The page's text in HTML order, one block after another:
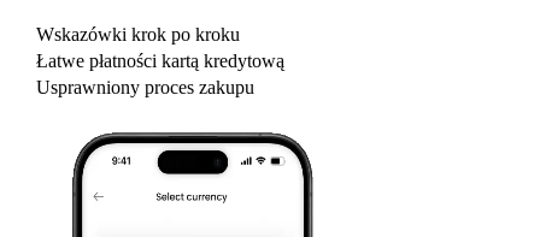
Wskazówki krok po kroku
Łatwe płatności kartą kredytową
Usprawniony proces zakupu